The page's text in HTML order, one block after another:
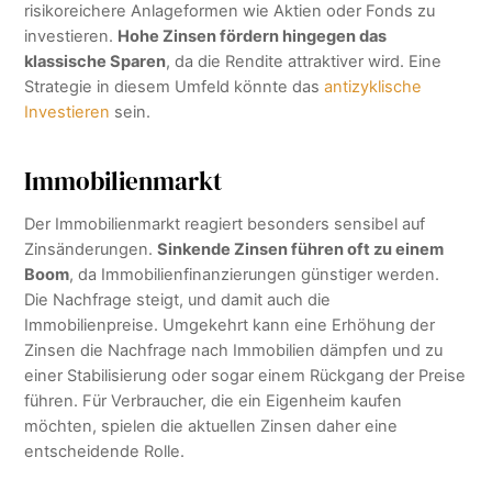
risikoreichere Anlageformen wie Aktien oder Fonds zu
investieren. Hohe Zinsen fördern hingegen das
klassische Sparen, da die Rendite attraktiver wird. Eine
Strategie in diesem Umfeld könnte dasantizyklische
Investieren sein.
Immobilienmarkt
Der Immobilienmarkt reagiert besonders sensibel auf
Zinsänderungen.Sinkende Zinsen führen oft zu einem
Boom, da Immobilienfinanzierungen günstiger werden.
Die Nachfrage steigt, und damit auch die
Immobilienpreise. Umgekehrt kann eine Erhöhung der
Zinsen die Nachfrage nach Immobilien dämpfen und zu
einer Stabilisierung oder sogar einem Rückgang der Preise
führen. Für Verbraucher, die ein Eigenheim kaufen
möchten, spielen die aktuellen Zinsen daher eine
entscheidende Rolle.